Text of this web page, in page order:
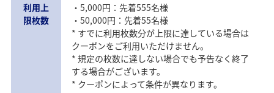
利用上
限枚数
・5,000円：先着555名様
・50,000円：先着55名様
* すでに利用枚数分が上限に達している場合は
クーポンをご利用いただけません。
* 規定の枚数に達しない場合でも予告なく終了
する場合がございます。
* クーポンによって条件が異なります。